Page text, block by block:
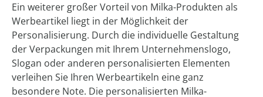
Ein weiterer großer Vorteil von Milka-Produkten als
Werbeartikel liegt in der Möglichkeit der
Personalisierung. Durch die individuelle Gestaltung
der Verpackungen mit Ihrem Unternehmenslogo,
Slogan oder anderen personalisierten Elementen
verleihen Sie Ihren Werbeartikeln eine ganz
besondere Note. Die personalisierten Milka-